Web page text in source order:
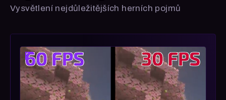
Vysvětlení nejdůležitějších herních pojmů